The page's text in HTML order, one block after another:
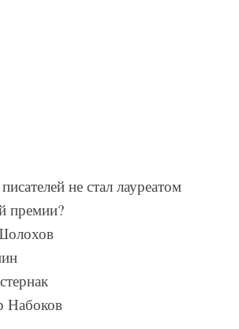
не стал лауреатом
премии?
Набоков